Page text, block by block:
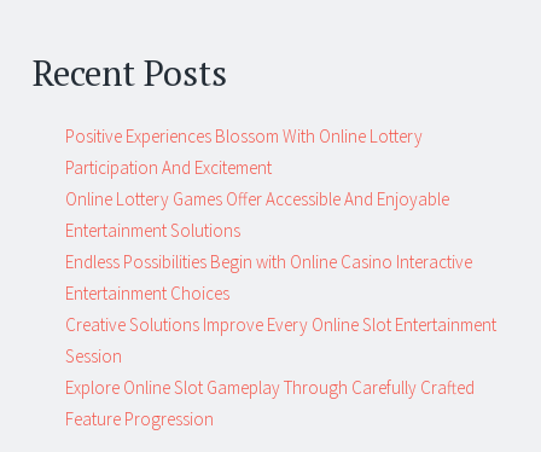
Recent Posts
Positive Experiences Blossom With Online Lottery
Participation And Excitement
Online Lottery Games Offer Accessible And Enjoyable
Entertainment Solutions
Endless Possibilities Begin with Online Casino Interactive
Entertainment Choices
Creative Solutions Improve Every Online Slot Entertainment
Session
Explore Online Slot Gameplay Through Carefully Crafted
Feature Progression